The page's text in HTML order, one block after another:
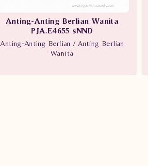
Anting-Anting Berlian Wanita
PJA.E4655 sNND
Anting-Anting Berlian / Anting Berlian
Wanita